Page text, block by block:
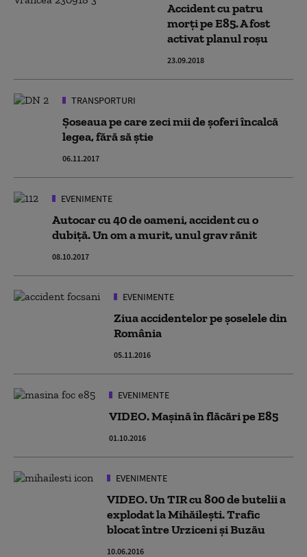
Accident cu patru
morți pe E85. A fost
activat planul roșu
23.09.2018
TRANSPORTURI
Șoseaua pe care zeci mii de șoferi încalcă
legea, fără să știe
06.11.2017
EVENIMENTE
Autocar cu 40 de oameni, accident cu o
dubiță. Un om a murit, unul grav rănit
08.10.2017
EVENIMENTE
Ziua accidentelor pe şoselele din
România
05.11.2016
EVENIMENTE
VIDEO. Maşină în flăcări pe E85
01.10.2016
EVENIMENTE
VIDEO. Un TIR cu 800 de butelii a
explodat la Mihăilești. Trafic
blocat între Urziceni și Buzău
10.06.2016